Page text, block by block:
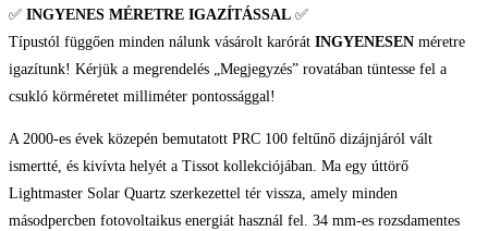
✅ INGYENES MÉRETRE IGAZÍTÁSSAL ✅
Típustól függően minden nálunk vásárolt karórát INGYENESEN méretre
igazítunk! Kérjük a megrendelés „Megjegyzés” rovatában tüntesse fel a
csukló körméretet milliméter pontossággal!
A 2000-es évek közepén bemutatott PRC 100 feltűnő dizájnjáról vált
ismertté, és kivívta helyét a Tissot kollekciójában. Ma egy úttörő
Lightmaster Solar Quartz szerkezettel tér vissza, amely minden
másodpercben fotovoltaikus energiát használ fel. 34 mm-es rozsdamentes